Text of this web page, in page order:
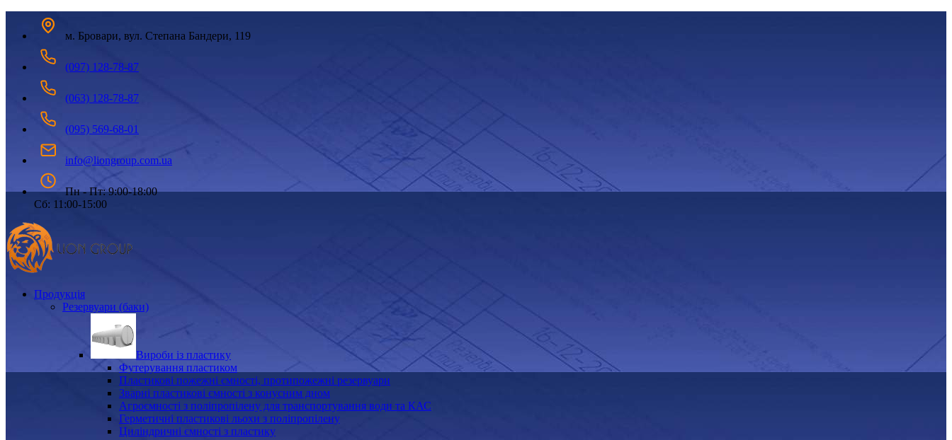
м. Бровари, вул. Степана Бандери, 119
(097) 128-78-87
(063) 128-78-87
(095) 569-68-01
info@liongroup.com.ua
Пн - Пт: 9:00-18:00
Сб: 11:00-15:00
Продукція
Резервуари (баки)
Вироби із пластику
Футерування пластиком
Пластикові пожежні ємності, протипожежні резервуари
Зварні пластикові ємності з конусним дном
Агроємності з поліпропілену для транспортування води та КАС
Герметичні пластикові льохи з поліпропілену
Циліндричні ємності з пластику